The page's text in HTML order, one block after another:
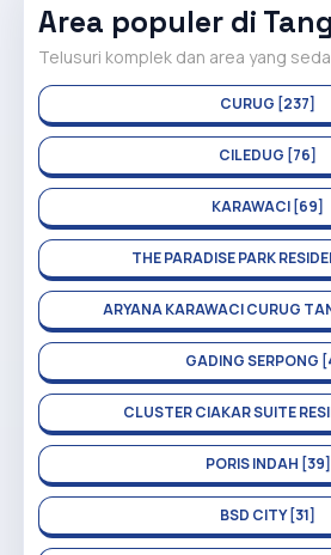
Area populer di
Telusuri komplek dan area yang
CURUG [237]
CILEDUG [76]
KARAWACI [69]
THE PARADISE PARK
ARYANA KARAWACI CURUG
GADING SERPONG
CLUSTER CIAKAR SUITE
PORIS INDAH [39]
BSD CITY [31]